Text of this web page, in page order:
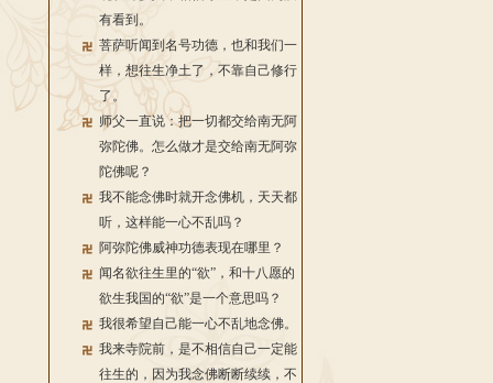
有看到。
菩萨听闻到名号功德，也和我们一
样，想往生净土了，不靠自己修行
了。
师父一直说：把一切都交给南无阿
弥陀佛。怎么做才是交给南无阿弥
陀佛呢？
我不能念佛时就开念佛机，天天都
听，这样能一心不乱吗？
阿弥陀佛威神功德表现在哪里？
闻名欲往生里的“欲”，和十八愿的
欲生我国的“欲”是一个意思吗？
我很希望自己能一心不乱地念佛。
我来寺院前，是不相信自己一定能
往生的，因为我念佛断断续续，不